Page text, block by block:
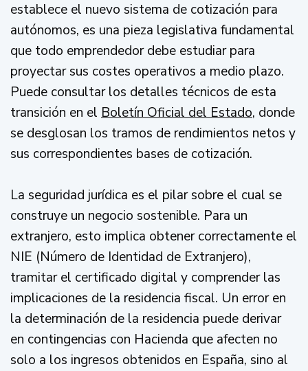
establece el nuevo sistema de cotización para
autónomos, es una pieza legislativa fundamental
que todo emprendedor debe estudiar para
proyectar sus costes operativos a medio plazo.
Puede consultar los detalles técnicos de esta
transición en el Boletín Oficial del Estado, donde
se desglosan los tramos de rendimientos netos y
sus correspondientes bases de cotización.
La seguridad jurídica es el pilar sobre el cual se
construye un negocio sostenible. Para un
extranjero, esto implica obtener correctamente el
NIE (Número de Identidad de Extranjero),
tramitar el certificado digital y comprender las
implicaciones de la residencia fiscal. Un error en
la determinación de la residencia puede derivar
en contingencias con Hacienda que afecten no
solo a los ingresos obtenidos en España, sino al